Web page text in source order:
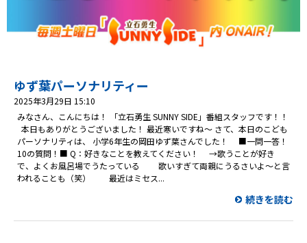
ニュース
プレゼント
コンテンツ・アプリ
キッズ ケンジュ 愛の募金
Well-being
防災・減災
ゆず葉パーソナリティー
2025年3月29日 15:10
みなさん、こんにちは！ 「立石勇生 SUNNY SIDE」番組スタッフです！！
本日もありがとうございました！ 最近寒いですね～ さて、本日のこども
パーソナリティは、 小学6年生の岡田ゆず葉さんでした！ ■一問一答！
10の質問！■ Q：好きなことを教えてください！ →歌うことが好き
で、よくお風呂場でうたっている 歌いすぎて両親にうるさいよ～と言
われることも（笑） 最近はミセス...
続きを読む